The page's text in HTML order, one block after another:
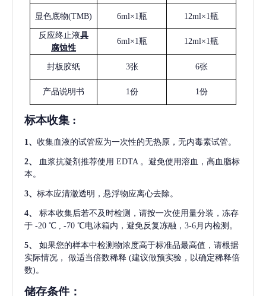
显色底物(TMB) 6ml×1瓶 12ml×1瓶
反应终止液具
腐蚀性
6ml×1瓶 12ml×1瓶
封板胶纸 3张 6张
产品说明书 1份 1份
标本收集 :
1 、 收集血液的试管应为一次性的无热原，无内毒素试管。
2、 血浆抗凝剂推荐使用 EDTA 。避免使用溶血，高血脂标
本。
3、 标本应清澈透明，悬浮物应离心去除。
4、
标本收集后若不及时检测，请按一次使用量分装，冻存
于 -20 ℃ , -70 ℃电冰箱内，避免反复冻融，3-6月内检测。
5、
如果您的样本中检测物浓度高于标准品最高值，请根据
实际情况，
做适当倍数稀释 (建议做预实验，以确定稀释倍
数)。
储存条件：